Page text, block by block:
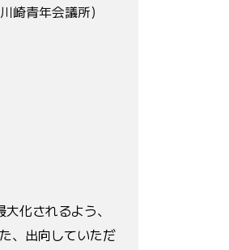
崎青年会議所)
化されるよう、
、出向していただ